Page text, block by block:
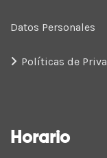
Datos Personales
Políticas de
Horario